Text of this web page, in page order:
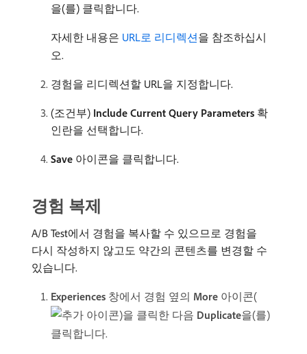
을(를) 클릭합니다.
자세한 내용은 URL로 리디렉션을 참조하십시
오.
경험을 리디렉션할 URL을 지정합니다.
(조건부) Include Current Query Parameters 확
인란을 선택합니다.
Save 아이콘을 클릭합니다.
경험 복제
A/B Test에서 경험을 복사할 수 있으므로 경험을
다시 작성하지 않고도 약간의 콘텐츠를 변경할 수
있습니다.
Experiences 창에서 경험 옆의 More 아이콘(
)을 클릭한 다음 Duplicate​을(를)
클릭합니다.